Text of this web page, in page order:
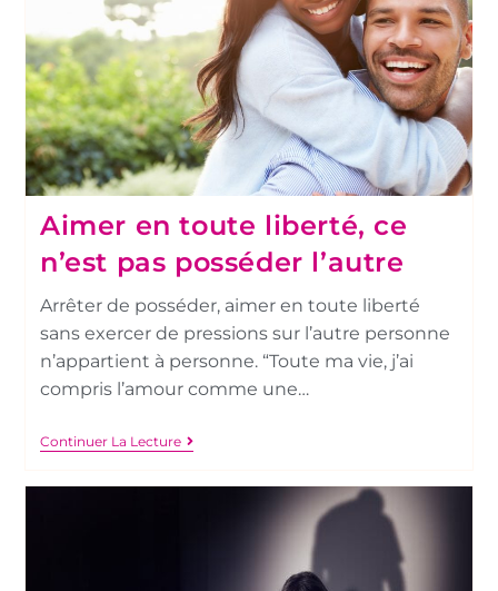
Aimer en toute liberté, ce
n’est pas posséder l’autre
Arrêter de posséder, aimer en toute liberté
sans exercer de pressions sur l’autre personne
n’appartient à personne. “Toute ma vie, j’ai
compris l’amour comme une…
Continuer La Lecture